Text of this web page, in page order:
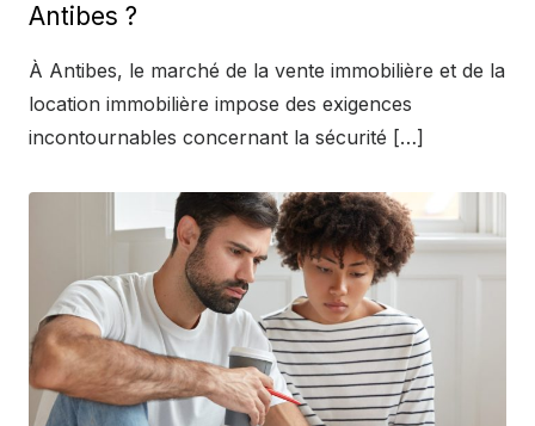
Antibes ?
À Antibes, le marché de la vente immobilière et de la
location immobilière impose des exigences
incontournables concernant la sécurité […]